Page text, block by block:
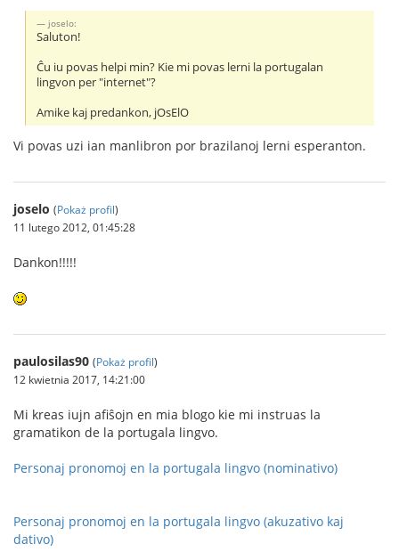
joselo:
Saluton!
Ĉu iu povas helpi min? Kie mi povas lerni la portugalan
lingvon per "internet"?
Amike kaj predankon, jOsElO
Vi povas uzi ian manlibron por brazilanoj lerni esperanton.
joselo (Pokaż profil)
11 lutego 2012, 01:45:28
Dankon!!!!!
paulosilas90 (Pokaż profil)
12 kwietnia 2017, 14:21:00
Mi kreas iujn afiŝojn en mia blogo kie mi instruas la
gramatikon de la portugala lingvo.
Personaj pronomoj en la portugala lingvo (nominativo)
Personaj pronomoj en la portugala lingvo (akuzativo kaj
dativo)